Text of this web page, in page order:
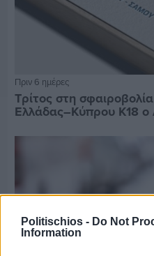
Politischios - Do Not
Information
Πριν 6 ημέρες
Τρίτος στη
Ελλάδας–Κύπρου Κ18 ο